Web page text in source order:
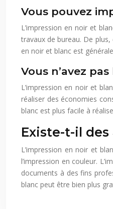
Vous pouvez
L’impression en noir et
travaux de bureau. De
en noir et blanc est
Vous n’avez
L’impression en noir et
réaliser des économies
blanc est plus facile à
Existe-t-il
L’impression en noir et
l’impression en couleur.
documents à des fins
blanc peut être bien plus